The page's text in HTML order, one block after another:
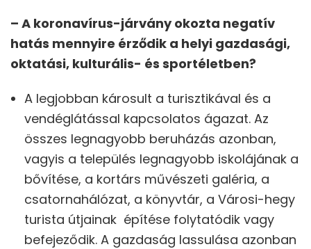
– A koronavírus-járvány okozta negatív
hatás mennyire érződik a helyi gazdasági,
oktatási, kulturális- és sportéletben?
A legjobban károsult a turisztikával és a
vendéglátással kapcsolatos ágazat. Az
összes legnagyobb beruházás azonban,
vagyis a település legnagyobb iskolájának a
bővítése, a kortárs művészeti galéria, a
csatornahálózat, a könyvtár, a Városi-hegy
turista útjainak építése folytatódik vagy
befejeződik. A gazdaság lassulása azonban